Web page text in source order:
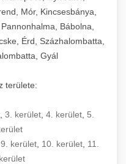
Mór, Kincsesbánya,
Bábolna,
Érd, Százhalombatta,
Gyál
területe:
3. kerület 4. kerület 5.
9. kerület, 10. kerület, 11.